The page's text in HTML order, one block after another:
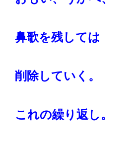
鼻歌を残しては
削除していく。
これの繰り返し。